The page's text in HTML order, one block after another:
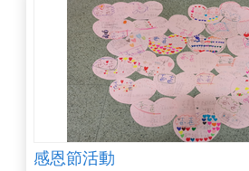
感恩節活動